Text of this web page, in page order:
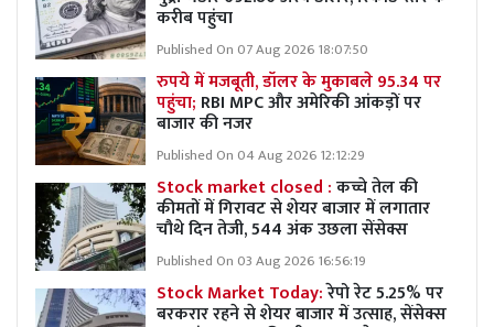
करीब पहुंचा
Published On 07 Aug 2026 18:07:50
रुपये में मजबूती, डॉलर के मुकाबले 95.34 पर
पहुंचा; RBI MPC और अमेरिकी आंकड़ों पर
बाजार की नजर
Published On 04 Aug 2026 12:12:29
Stock market closed :कच्चे तेल की
कीमतों में गिरावट से शेयर बाजार में लगातार
चौथे दिन तेजी, 544 अंक उछला सेंसेक्स
Published On 03 Aug 2026 16:56:19
Stock Market Today:रेपो रेट 5.25% पर
बरकरार रहने से शेयर बाजार में उत्साह, सेंसेक्स